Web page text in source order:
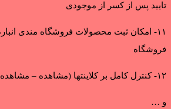
تایید پس از کسر از موجودی
۱۱- امکان ثبت محصولات فروشگاه مندی
فروشگاه
۱۲- کنترل کامل بر کلاینتها (مشاهده – مشاهده و کنترل از راه دور)
و …